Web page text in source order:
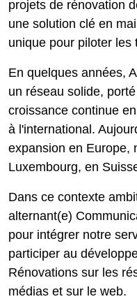
projets de rénovation
une solution clé en
unique pour piloter les
En quelques années,
un réseau solide,
croissance continue
à l'international.
expansion en Europe,
Luxembourg, en
Dans ce contexte
alternant(e)
pour intégrer notre
participer au
Rénovations sur les
médias et sur le web.